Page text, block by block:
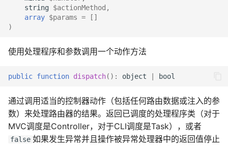
string $actionMethod ,
array $params =
[]
)
使用处理程序和参数调用一个动作方法
public function dispatch() : object | bool
通过调用适当的控制器动作（包括任何路由数据或注入的参
数）来处理路由器的结果。返回已调度的处理程序类（对于
MVC调度是Controller，对于CLI调度是Task），或者
false 如果发生异常并且操作被异常处理器中的返回值停止